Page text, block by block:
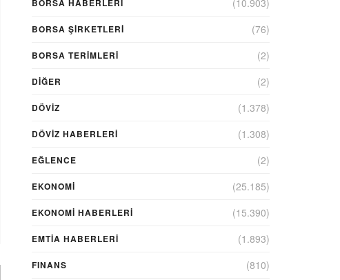
BORSA HABERLERI (10.903)
BORSA ŞIRKETLERI (76)
BORSA TERIMLERI (2)
DIĞER (2)
DÖVİZ (1.378)
DÖVIZ HABERLERI (1.308)
EĞLENCE (2)
EKONOMİ (25.185)
EKONOMI HABERLERI (15.390)
EMTIA HABERLERI (1.893)
FINANS (810)